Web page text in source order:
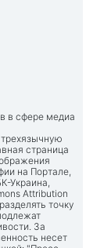
в сфере медиа
страница
на Портале,
Украина,
Attribution
точку
За
несет